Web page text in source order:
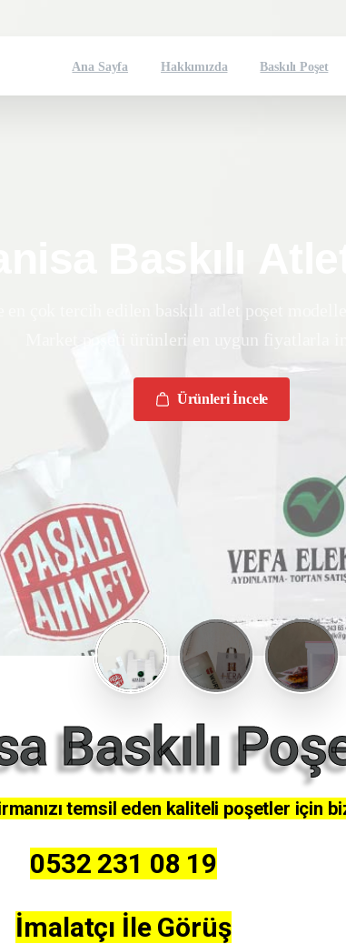
Ana Sayfa Hakkımızda Baskılı Poşet
en çok tercih edilen baskılı atlet poşet
Market poşeti ürünleri en uygun fiyatlarla
Ürünleri İncele
Baskılı
temsil eden kaliteli poşetler için
0532 231 08 19
İmalatçı İle Görüş